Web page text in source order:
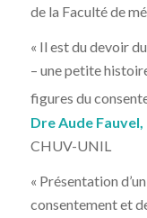
de la Faculté de
« Il est du devoir
– une petite
figures du
Dre Aude Fauvel,
CHUV-UNIL
« Présentation
consentement et